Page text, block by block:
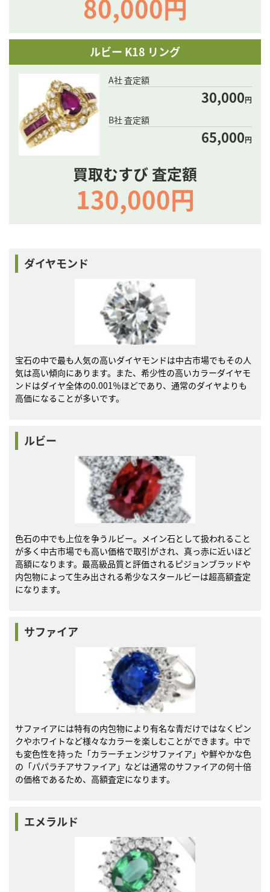
80,000円
ルビー K18 リング
A社 査定額
30,000円
B社 査定額
65,000円
買取むすび 査定額
130,000円
ダイヤモンド
宝石の中で最も人気の高いダイヤモンドは中古市場でもその人
気は高い傾向にあります。また、希少性の高いカラーダイヤモ
ンドはダイヤ全体の0.001％ほどであり、通常のダイヤよりも
高価になることが多いです。
ルビー
色石の中でも上位を争うルビー。メイン石として扱われること
が多く中古市場でも高い価格で取引がされ、真っ赤に近いほど
高額になります。最高級品質と評価されるピジョンブラッドや
内包物によって生み出される希少なスタールビーは超高額査定
になります。
サファイア
サファイアには特有の内包物により有名な青だけではなくピン
クやホワイトなど様々なカラーを楽しむことができます。中で
も変色性を持った「カラーチェンジサファイア」や鮮やかな色
の「パパラチアサファイア」などは通常のサファイアの何十倍
の価格であるため、高額査定になります。
エメラルド